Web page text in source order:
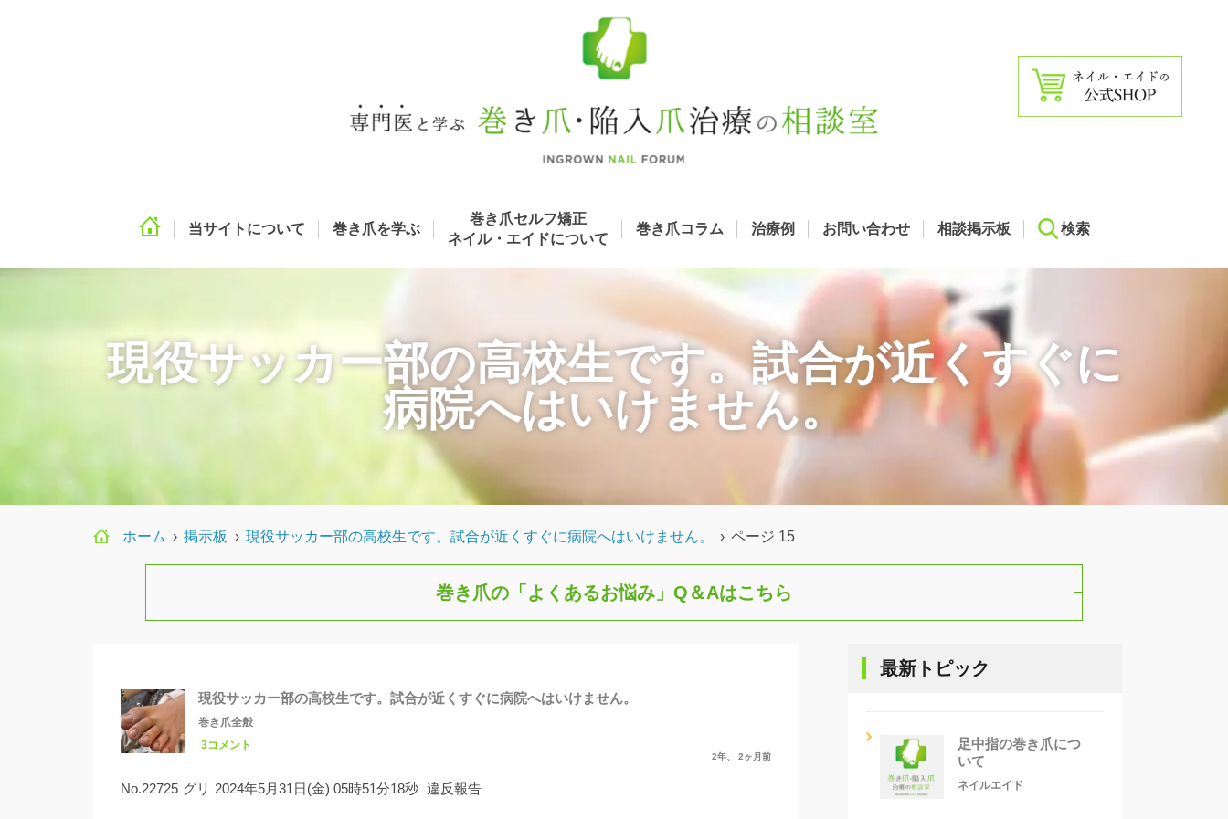
当サイトについて 巻き爪を学ぶ
巻き爪セルフ矯正
ネイル・エイドについて
巻き爪コラム 治療例 お問い合わせ 相談掲示板 検索
現役サッカー部の高校生です。試合が近くすぐに
病院へはいけません。
ホーム › › 現役サッカー部の高校生です。試合が近くすぐに病院へはいけません。 › ページ 15
巻き爪の「よくあるお悩み」 Q＆Aはこちら
現役サッカー部の高校生です。試合が近くすぐに病院へはいけません。
巻き爪全般
3コメント
2年、 2ヶ月前
No.22725 グリ 2024年5月31日(金) 05時51分18秒 違反報告
最新トピック
足中指の巻き爪につ
いて
ネイルエイド